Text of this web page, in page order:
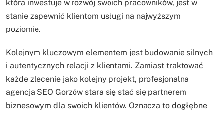
która inwestuje w rozwój swoich pracowników, jest w
stanie zapewnić klientom usługi na najwyższym
poziomie.
Kolejnym kluczowym elementem jest budowanie silnych
i autentycznych relacji z klientami. Zamiast traktować
każde zlecenie jako kolejny projekt, profesjonalna
agencja SEO Gorzów stara się stać się partnerem
biznesowym dla swoich klientów. Oznacza to dogłębne